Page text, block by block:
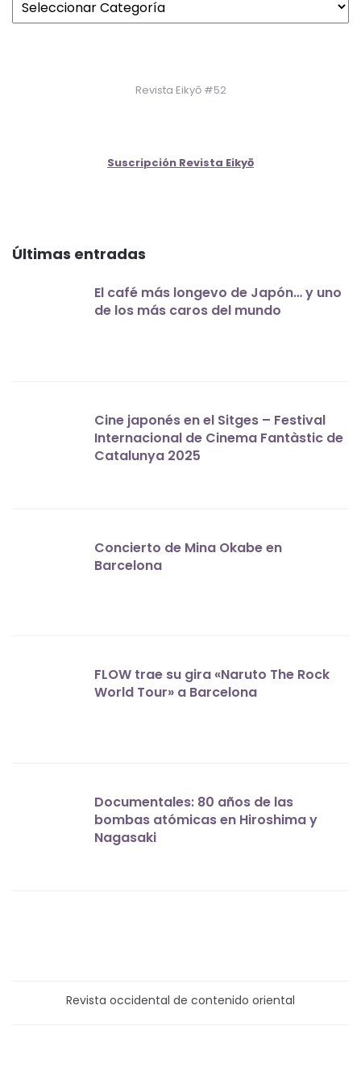
Revista Eikyō #52
Suscripción Revista Eikyō
Últimas entradas
El café más longevo de Japón… y uno
de los más caros del mundo
Cine japonés en el Sitges – Festival
Internacional de Cinema Fantàstic de
Catalunya 2025
Concierto de Mina Okabe en
Barcelona
FLOW trae su gira «Naruto The Rock
World Tour» a Barcelona
Documentales: 80 años de las
bombas atómicas en Hiroshima y
Nagasaki
Revista occidental de contenido oriental